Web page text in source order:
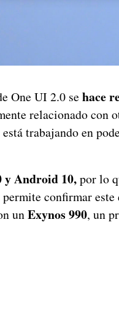
One UI 2.0 se hace
relacionado con
trabajando en
y Android 10,por lo
confirmar este
unExynos 990, un